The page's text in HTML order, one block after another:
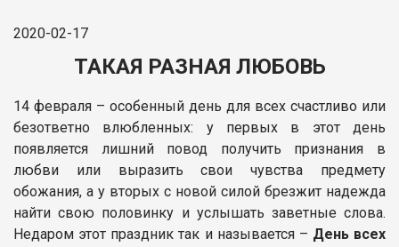
2020-02-17
ТАКАЯ РАЗНАЯ ЛЮБОВЬ
14 февраля – особенный день для всех счастливо или
безответно влюбленных: у первых в этот день
появляется лишний повод получить признания в
любви или выразить свои чувства предмету
обожания, а у вторых с новой силой брезжит надежда
найти свою половинку и услышать заветные слова.
Недаром этот праздник так и называется – День всех